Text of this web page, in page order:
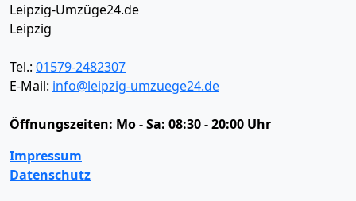
Leipzig-Umzüge24.de
Leipzig
Tel.: 01579-2482307
E-Mail: info@leipzig-umzuege24.de
Öffnungszeiten: Mo - Sa: 08:30 - 20:00 Uhr
Impressum
Datenschutz